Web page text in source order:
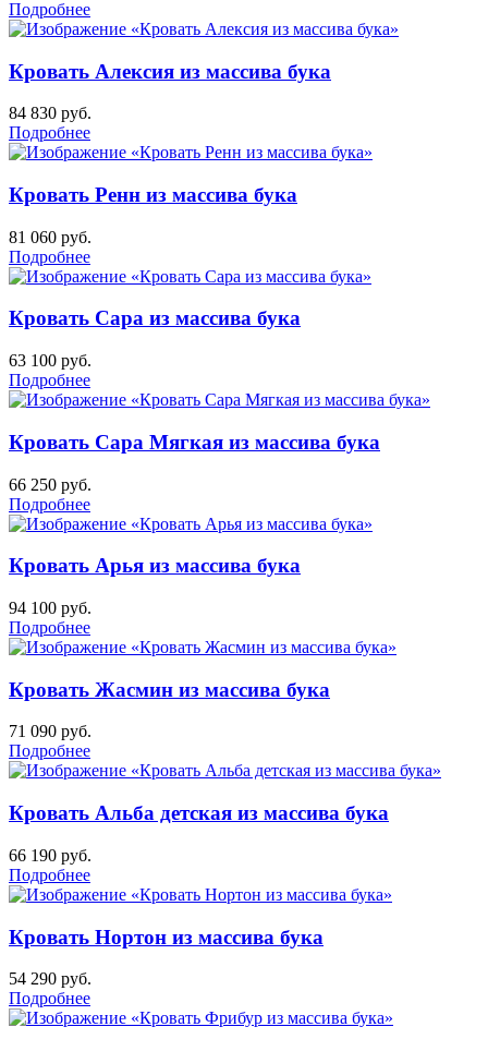
Подробнее
Кровать Алексия из массива бука
84 830 руб.
Подробнее
Кровать Ренн из массива бука
81 060 руб.
Подробнее
Кровать Сара из массива бука
63 100 руб.
Подробнее
Кровать Сара Мягкая из массива бука
66 250 руб.
Подробнее
Кровать Арья из массива бука
94 100 руб.
Подробнее
Кровать Жасмин из массива бука
71 090 руб.
Подробнее
Кровать Альба детская из массива бука
66 190 руб.
Подробнее
Кровать Нортон из массива бука
54 290 руб.
Подробнее